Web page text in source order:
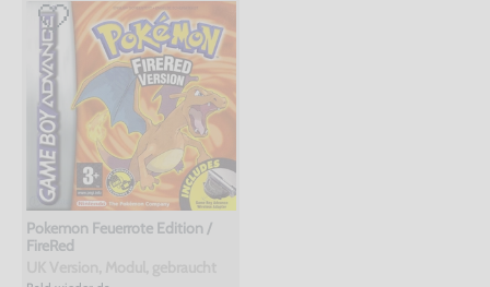
Pokemon Feuerrote Edition /
FireRed